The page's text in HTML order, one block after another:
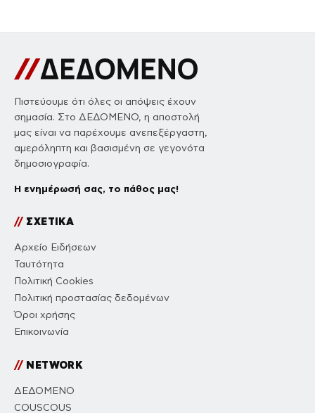
Πιστεύουμε ότι όλες οι απόψεις έχουν
σημασία. Στο ΔΕΔΟΜΕΝΟ, η αποστολή
μας είναι να παρέχουμε ανεπεξέργαστη,
αμερόληπτη και βασισμένη σε γεγονότα
δημοσιογραφία.
Η ενημέρωσή σας, το πάθος μας!
//ΣΧΕΤΙΚΑ
Αρχείο Ειδήσεων
Ταυτότητα
Πολιτική Cookies
Πολιτική προστασίας δεδομένων
Όροι χρήσης
Επικοινωνία
//NETWORK
ΔΕΔΟΜΕΝΟ
COUSCOUS